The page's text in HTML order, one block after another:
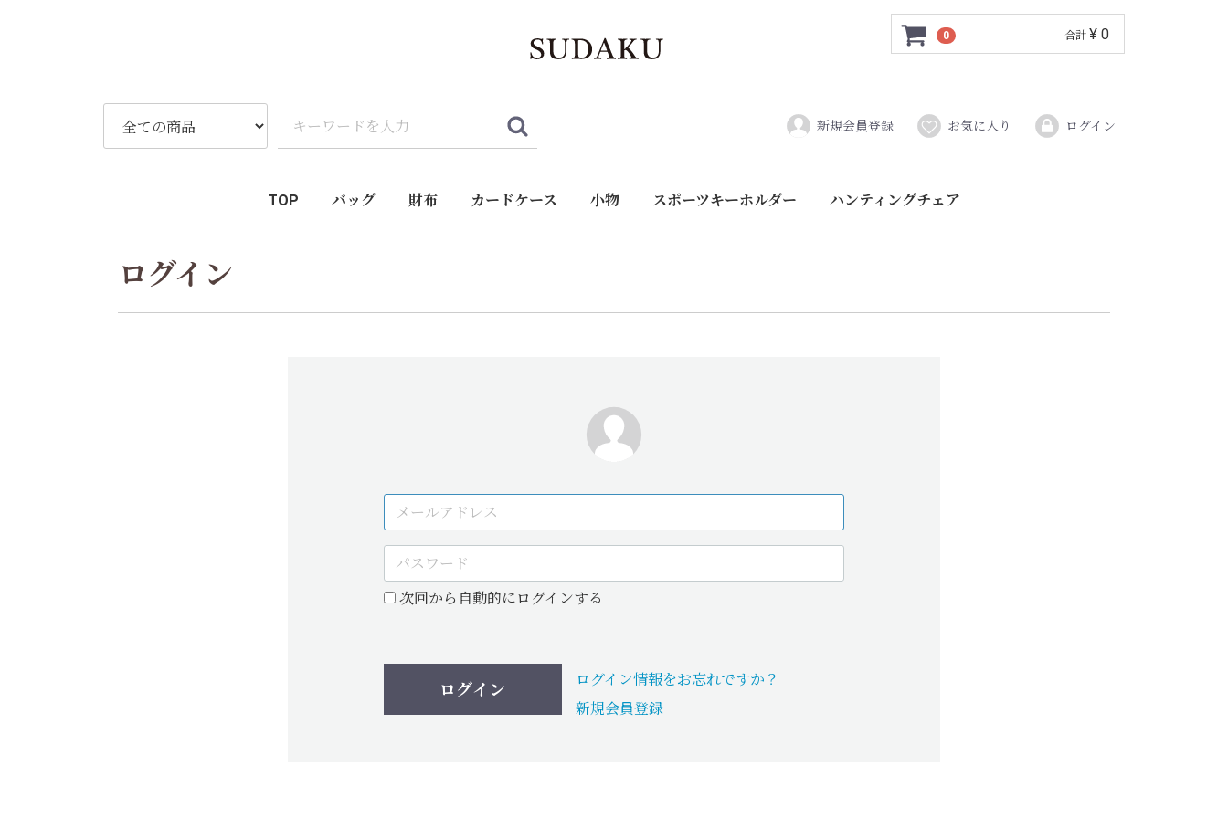
0 合計 ¥ 0
新規会員登録 お気に入り ログイン
TOP バッグ 財布 カードケース 小物 スポーツキーホルダー ハンティングチェア
ログイン
次回から自動的にログインする
ログイン
ログイン情報をお忘れですか？
新規会員登録